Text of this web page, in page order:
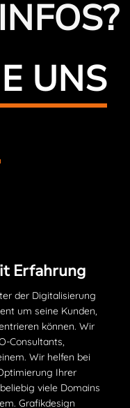
UNS
Erfahrung
der Digitalisierung
um seine Kunden,
können. Wir
Consultants,
Wir helfen bei
Ihrer
viele Domains
Grafikdesign